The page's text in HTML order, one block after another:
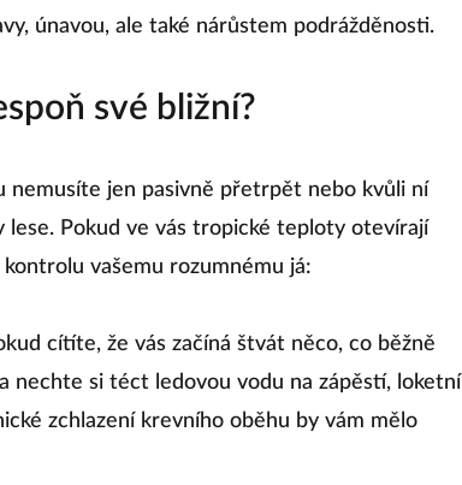
únavou, ale také nárůstem podrážděnosti.
své bližní?
nemusíte jen pasivně přetrpět nebo kvůli ní
Pokud ve vás tropické teploty otevírají
vašemu rozumnému já:
cítíte, že vás začíná štvát něco, co běžně
nechte si téct ledovou vodu na zápěstí, loketní
zchlazení krevního oběhu by vám mělo